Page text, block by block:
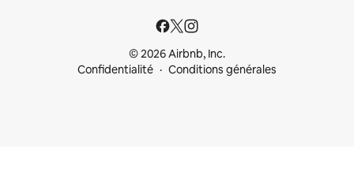
© 2026 Airbnb, Inc.
Confidentialité
Conditions générales